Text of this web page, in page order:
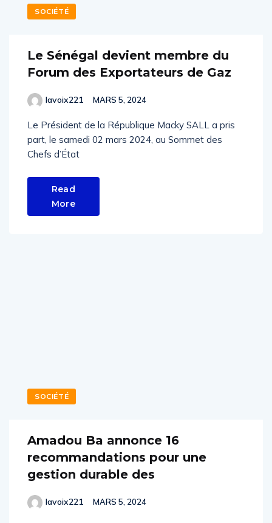
SOCIÉTÉ
Le Sénégal devient membre du
Forum des Exportateurs de Gaz
lavoix221 MARS 5, 2024
Le Président de la République Macky SALL a pris
part, le samedi 02 mars 2024, au Sommet des
Chefs d’État
Read
More
SOCIÉTÉ
Amadou Ba annonce 16
recommandations pour une
gestion durable des
lavoix221 MARS 5, 2024